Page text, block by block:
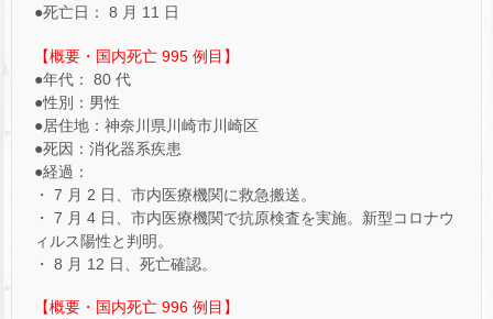
●死亡日： 8 月 11 日
【概要・国内死亡 995 例目】
●年代： 80 代
●性別：男性
●居住地：神奈川県川崎市川崎区
●死因：消化器系疾患
●経過：
・ 7 月 2 日、市内医療機関に救急搬送。
・ 7 月 4 日、市内医療機関で抗原検査を実施。新型コロナウ
ィルス陽性と判明。
・ 8 月 12 日、死亡確認。
【概要・国内死亡 996 例目】